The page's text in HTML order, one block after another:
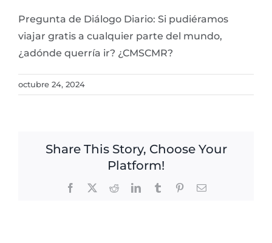
Pregunta de Diálogo Diario: Si pudiéramos
viajar gratis a cualquier parte del mundo,
¿adónde querría ir? ¿CMSCMR?
octubre 24, 2024
Share This Story, Choose Your
Platform!
Facebook RedditLinkedInTumblr PinterestEmail